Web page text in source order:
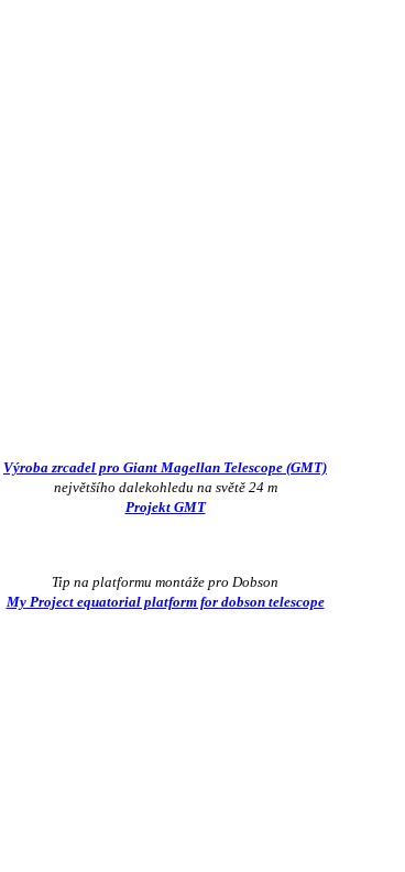
Výroba zrcadel pro Giant Magellan Telescope (GMT)
největšího dalekohledu na světě 24 m
Projekt GMT
Tip na platformu montáže pro Dobson
My Project equatorial platform for dobson telescope